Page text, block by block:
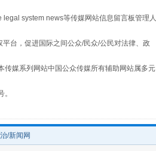
system news等传媒网站信息留言板管理人
台，促进国际之间公众/民众/公民对法律、政
媒系列网站中国公众传媒所有辅助网站属多元
/新闻网